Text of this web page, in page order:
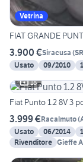
Vetrina
FIAT GRANDE
3.900 €Siracusa (SR
Usato
09/2010
18
Fiat Punto 1.2 8V 3
3.999 €Racalmuto(
Usato
06/2014
Rivenditore Gieffe